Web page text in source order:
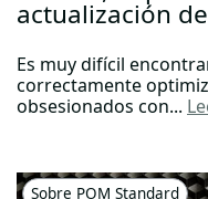
actualización
Es muy difícil
correctamente
obsesionados con...
Sobre POM Standard